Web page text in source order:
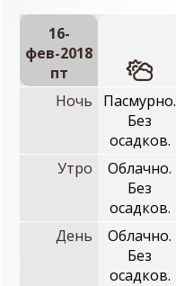
16-
фев-2018
пт
Ночь
Пасмурно.
Без
осадков.
Утро
Облачно.
Без
осадков.
День
Облачно.
Без
осадков.